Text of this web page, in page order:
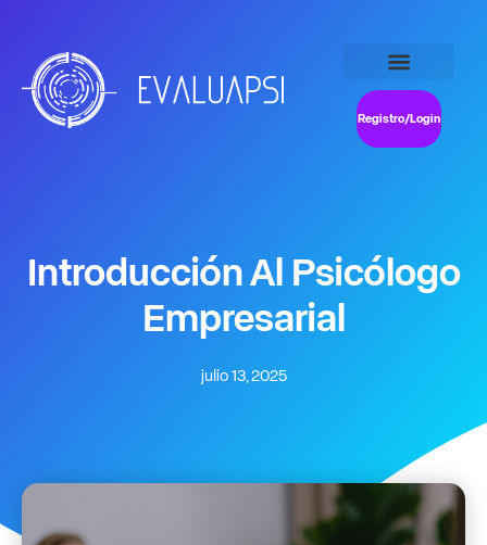
Registro/Login
Introducción Al Psicólogo
Empresarial
julio 13, 2025